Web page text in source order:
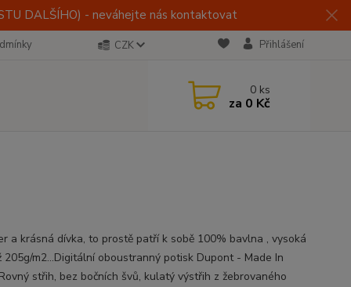
DALŠÍHO) - neváhejte nás kontaktovat
CZK Přihlášení
0 ks
za 0 Kč
a krásná dívka, to prostě patří k sobě 100% bavlna , vysoká
205g/m2...Digitální oboustranný potisk Dupont - Made In
střih, bez bočních švů, kulatý výstřih z žebrovaného